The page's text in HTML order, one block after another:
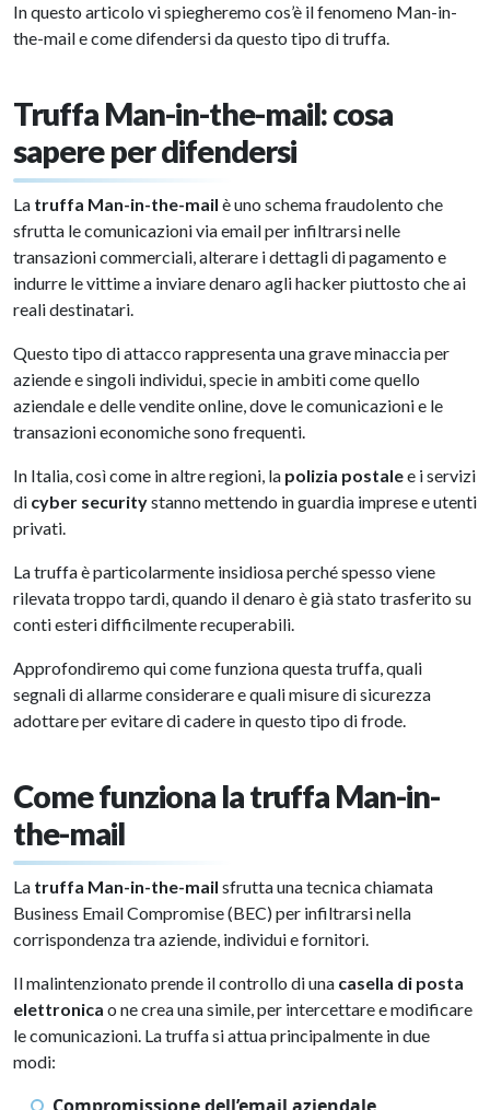
In questo articolo vi spiegheremo cos’è il fenomeno Man-in-
the-mail e come difendersi da questo tipo di truffa.
Truffa Man-in-the-mail: cosa
sapere per difendersi
La truffa Man-in-the-mail è uno schema fraudolento che
sfrutta le comunicazioni via email per infiltrarsi nelle
transazioni commerciali, alterare i dettagli di pagamento e
indurre le vittime a inviare denaro agli hacker piuttosto che ai
reali destinatari.
Questo tipo di attacco rappresenta una grave minaccia per
aziende e singoli individui, specie in ambiti come quello
aziendale e delle vendite online, dove le comunicazioni e le
transazioni economiche sono frequenti.
In Italia, così come in altre regioni, la polizia postalee i servizi
di cyber securitystanno mettendo in guardia imprese e utenti
privati.
La truffa è particolarmente insidiosa perché spesso viene
rilevata troppo tardi, quando il denaro è già stato trasferito su
conti esteri difficilmente recuperabili.
Approfondiremo qui come funziona questa truffa, quali
segnali di allarme considerare e quali misure di sicurezza
adottare per evitare di cadere in questo tipo di frode.
Come funziona la truffa Man-in-
the-mail
La truffa Man-in-the-mail sfrutta una tecnica chiamata
Business Email Compromise (BEC) per infiltrarsi nella
corrispondenza tra aziende, individui e fornitori.
Il malintenzionato prende il controllo di una casella di posta
elettronica o ne crea una simile, per intercettare e modificare
le comunicazioni. La truffa si attua principalmente in due
modi: